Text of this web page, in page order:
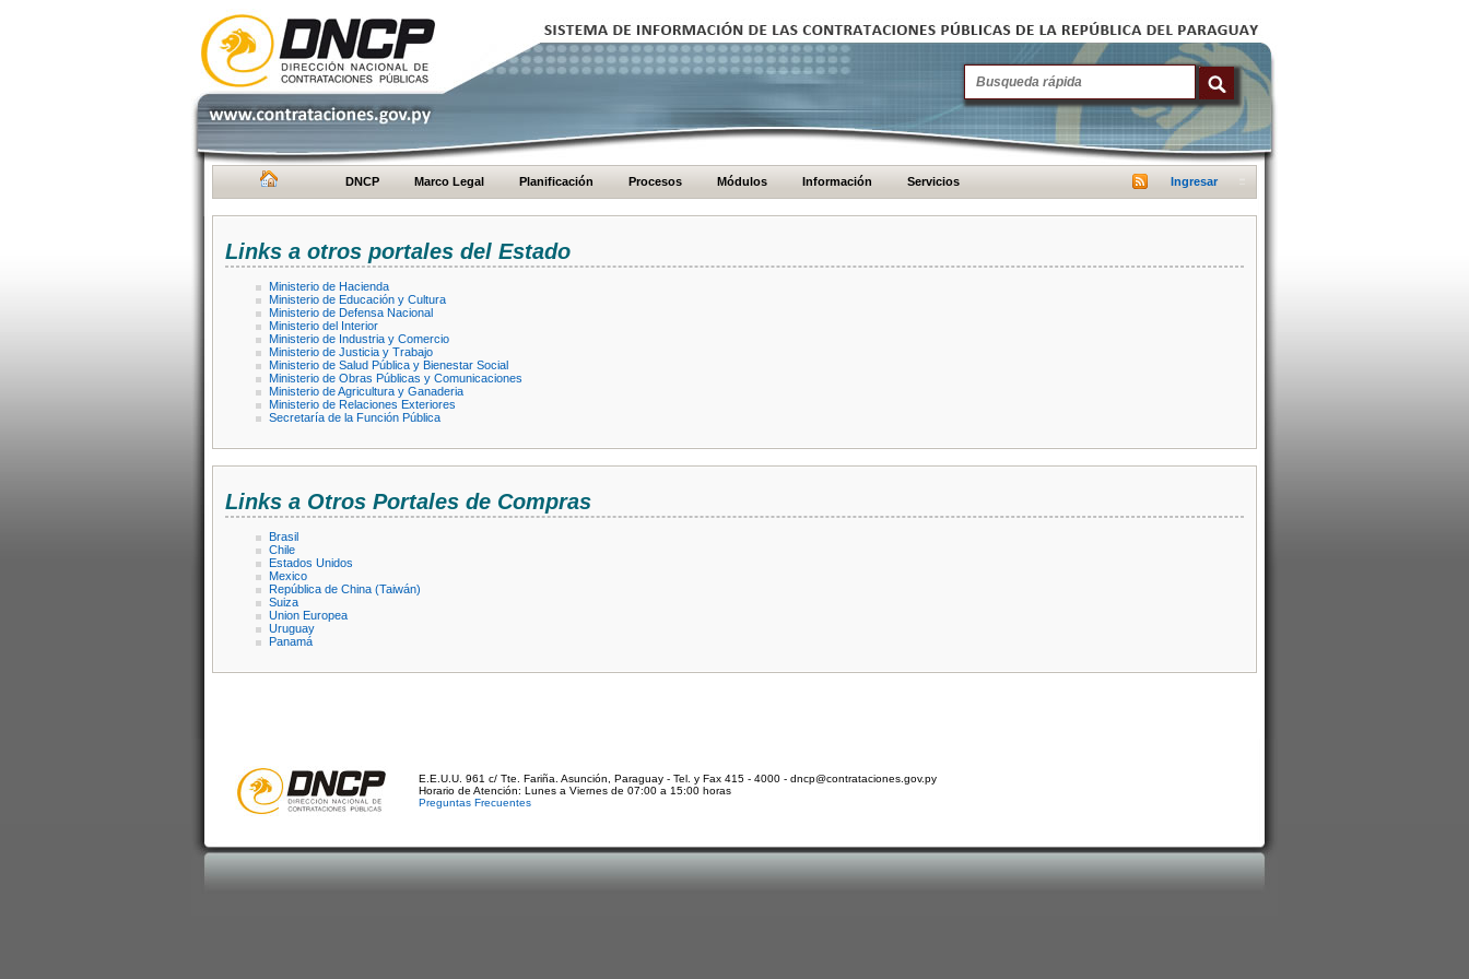
DNCP Marco Legal Planificación Procesos Módulos Información Servicios Ingresar
Links a otros portales del Estado
Ministerio de Hacienda
Ministerio de Educación y Cultura
Ministerio de Defensa Nacional
Ministerio del Interior
Ministerio de Industria y Comercio
Ministerio de Justicia y Trabajo
Ministerio de Salud Pública y Bienestar Social
Ministerio de Obras Públicas y Comunicaciones
Ministerio de Agricultura y Ganaderia
Ministerio de Relaciones Exteriores
Secretaría de la Función Pública
Links a Otros Portales de Compras
Brasil
Chile
Estados Unidos
Mexico
República de China (Taiwán)
Suiza
Union Europea
Uruguay
Panamá
E.E.U.U. 961 c/ Tte. Fariña. Asunción, Paraguay - Tel. y Fax 415 - 4000 - dncp@contrataciones.gov.py
Horario de Atención: Lunes a Viernes de 07:00 a 15:00 horas
Preguntas Frecuentes